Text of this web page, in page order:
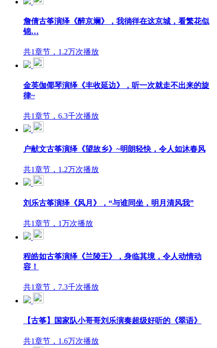
詹倩古筝演绎《醉京斓》，我徜徉在这京城，看繁花似
锦…
共1章节，1.2万次播放
金英伽倻琴演绎《丰收延边》，听一次就走不出来的旋
律~
共1章节，6.3千次播放
户献文古筝演绎《望故乡》~明朗轻快，令人如沐春风
共1章节，1.2万次播放
刘乐古筝演绎《风月》，“与谁同坐，明月清风我”
共1章节，1万次播放
程皓如古筝演绎《兰陵王》，身临其境，令人动情动
容！
共1章节，7.3千次播放
【古筝】国家队小哥哥刘乐演奏超级好听的《翠语》
共1章节，1.6万次播放